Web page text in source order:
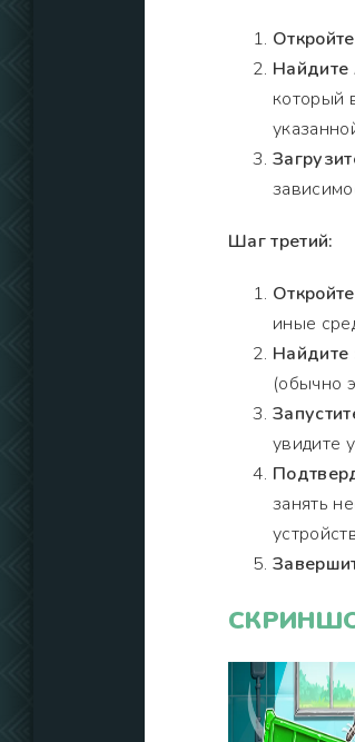
Найдите
который
Шаг третий:
иные
Найдите
(обычно
увидите
занять